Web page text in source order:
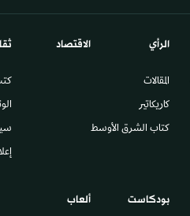
الرأي
المقالات
كاريكاتير
كتاب الشرق الأوسط
الاقتصاد
بودكاست ألعاب